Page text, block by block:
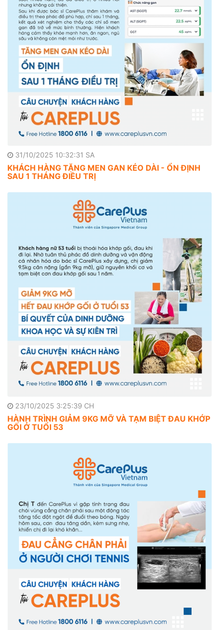
31/10/2025 10:32:31 SA
KHÁCH HÀNG TĂNG MEN GAN KÉO DÀI - ỔN ĐỊNH
SAU 1 THÁNG ĐIỀU TRỊ
23/10/2025 3:25:39 CH
HÀNH TRÌNH GIẢM 9KG MỠ VÀ TẠM BIỆT ĐAU KHỚP
GỐI Ở TUỔI 53